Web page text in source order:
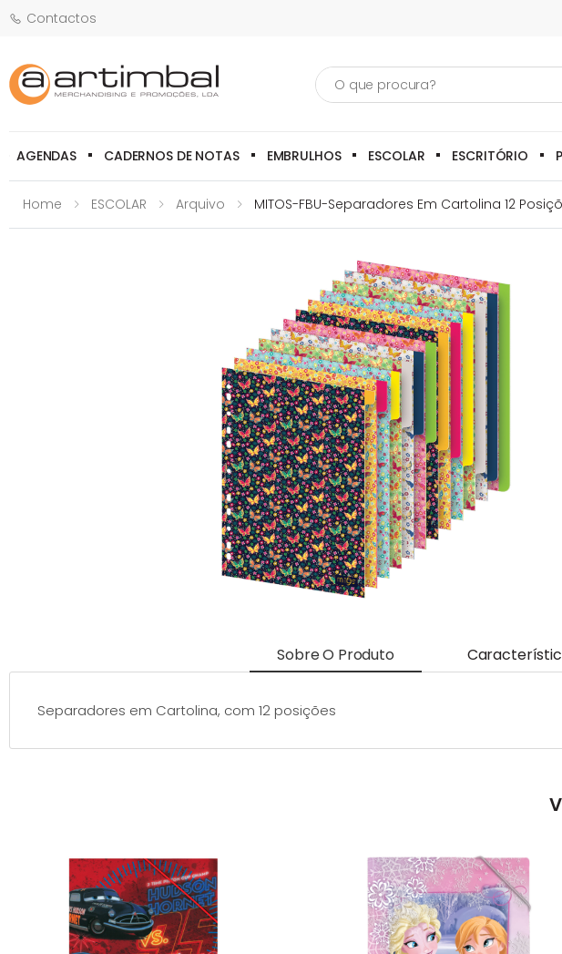
Contactos
Pesquisa
AGENDAS CADERNOS DE NOTAS EMBRULHOS ESCOLAR ESCRITÓRIO
Home ESCOLAR Arquivo MITOS-FBU-Separadores Em Cartolina 12
Sobre O Produto
Separadores em Cartolina, com 12 posições